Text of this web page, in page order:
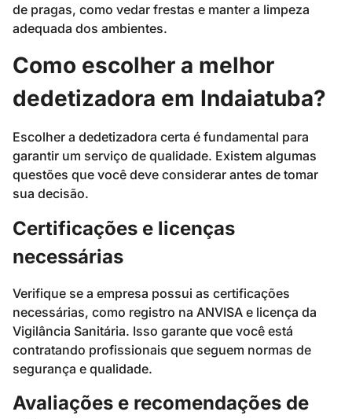
de pragas, como vedar frestas e manter a limpeza
adequada dos ambientes.
Como escolher a melhor
dedetizadora em Indaiatuba?
Escolher a dedetizadora certa é fundamental para
garantir um serviço de qualidade. Existem algumas
questões que você deve considerar antes de tomar
sua decisão.
Certificações e licenças
necessárias
Verifique se a empresa possui as certificações
necessárias, como registro na ANVISA e licença da
Vigilância Sanitária. Isso garante que você está
contratando profissionais que seguem normas de
segurança e qualidade.
Avaliações e recomendações de